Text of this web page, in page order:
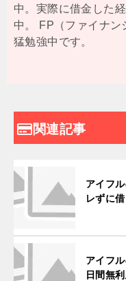
中。実際に借金した
中。 FP（ファイナン
猛勉強中です。
関連記事
アイフ
レずに
アイフ
日間無